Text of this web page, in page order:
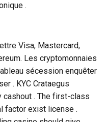
.
Visa, Mastercard,
Les cryptomonnaies
sécession enquêter
. KYC Crataegus
. The first-class
factor exist license .